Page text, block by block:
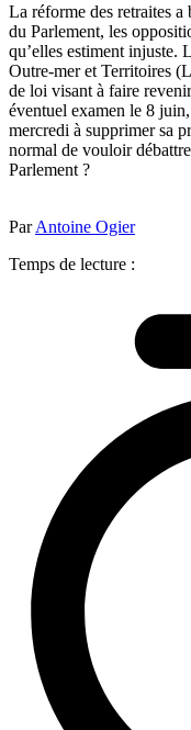
La réforme des retraites
du Parlement, les
qu’elles estiment injuste.
Outre-mer et Territoires
de loi visant à faire
éventuel examen le 8
mercredi à supprimer sa
normal de vouloir
Parlement ?
ParAntoine Ogier
Temps de lecture :